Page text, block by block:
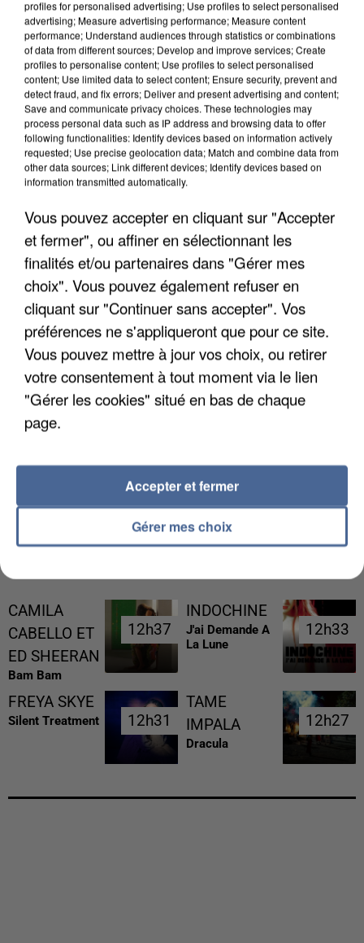
LES DONNÉES DE 300 000 CLIENTS DÉROBÉES À
INTERMARCHÉ APRÈS UNE...
CAMILA
CABELLO ET
ED SHEERAN
Bam Bam
12h37
12h37
INDOCHINE
J'ai Demande A
La Lune
12h33
12h33
FREYA SKYE
Silent Treatment 12h31
12h31
TAME
IMPALA
Dracula
12h27
12h27
profiles for personalised advertising; Use profiles to select personalised
advertising; Measure advertising performance; Measure content
performance; Understand audiences through statistics or combinations
of data from different sources; Develop and improve services; Create
profiles to personalise content; Use profiles to select personalised
content; Use limited data to select content; Ensure security, prevent and
detect fraud, and fix errors; Deliver and present advertising and content;
Save and communicate privacy choices. These technologies may
process personal data such as IP address and browsing data to offer
following functionalities: Identify devices based on information actively
requested; Use precise geolocation data; Match and combine data from
other data sources; Link different devices; Identify devices based on
information transmitted automatically.
Vous pouvez accepter en cliquant sur "Accepter
et fermer", ou affiner en sélectionnant les
finalités et/ou partenaires dans "Gérer mes
choix". Vous pouvez également refuser en
cliquant sur "Continuer sans accepter". Vos
préférences ne s'appliqueront que pour ce site.
Vous pouvez mettre à jour vos choix, ou retirer
votre consentement à tout moment via le lien
"Gérer les cookies" situé en bas de chaque
page.
Gérer mes choix
Accepter et fermer